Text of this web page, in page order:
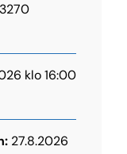
klo 16:00
27.8.2026